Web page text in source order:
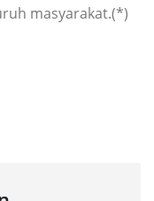
masyarakat.(*)